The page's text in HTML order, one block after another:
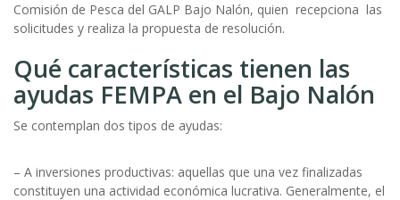
Comisión de Pesca del GALP Bajo Nalón, quien recepciona las
solicitudes y realiza la propuesta de resolución.
Qué características tienen las
ayudas FEMPA en el Bajo Nalón
Se contemplan dos tipos de ayudas:
– A inversiones productivas: aquellas que una vez finalizadas
constituyen una actividad económica lucrativa. Generalmente, el